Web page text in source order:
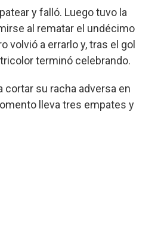
y falló. Luego tuvo la
al rematar el undécimo
volvió a errarlo y, tras el gol
terminó celebrando.
cortar su racha adversa en
lleva tres empates y